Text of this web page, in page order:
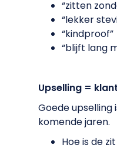
“zitten
“lekker
“kindproof”
“blijft lang
Upselling =
Goede
komende jaren.
Hoe is de